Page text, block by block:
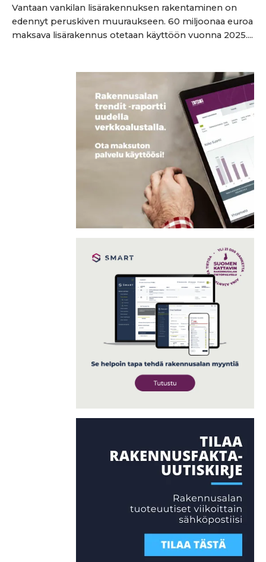
Vantaan vankilan lisärakennuksen rakentaminen on
edennyt peruskiven muuraukseen. 60 miljoonaa euroa
maksava lisärakennus otetaan käyttöön vuonna 2025....